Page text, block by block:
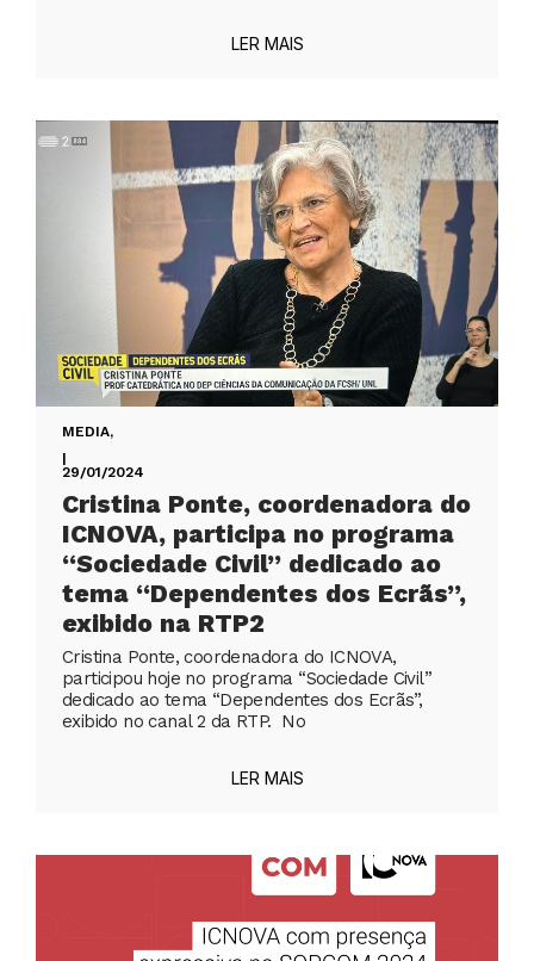
LER MAIS
MEDIA,
|
29/01/2024
Cristina Ponte, coordenadora do
ICNOVA, participa no programa
“Sociedade Civil” dedicado ao
tema “Dependentes dos Ecrãs”,
exibido na RTP2
Cristina Ponte, coordenadora do ICNOVA,
participou hoje no programa “Sociedade Civil”
dedicado ao tema “Dependentes dos Ecrãs”,
exibido no canal 2 da RTP. No
LER MAIS